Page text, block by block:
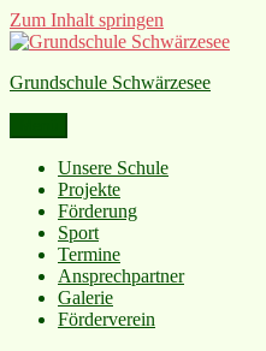
Zum Inhalt springen
Grundschule Schwärzesee
Unsere Schule
Projekte
Förderung
Sport
Termine
Ansprechpartner
Galerie
Förderverein